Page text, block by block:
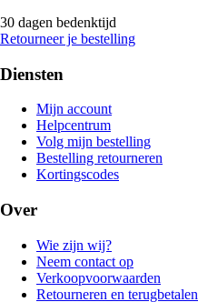
30 dagen bedenktijd
Retourneer je bestelling
Diensten
Mijn account
Helpcentrum
Volg mijn bestelling
Bestelling retourneren
Kortingscodes
Over
Wie zijn wij?
Neem contact op
Verkoopvoorwaarden
Retourneren en terugbetalen